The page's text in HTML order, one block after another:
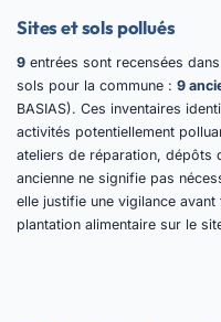
Sites et sols pollués
9 entrées sont recensées
sols pour la commune : 9
BASIAS). Ces inventaires
activités potentiellement
ateliers de réparation, dépôts
ancienne ne signifie pas
elle justifie une vigilance
plantation alimentaire sur le